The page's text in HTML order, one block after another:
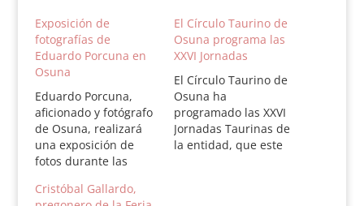
Exposición de
fotografías de
Eduardo Porcuna en
Osuna
Eduardo Porcuna,
aficionado y fotógrafo
de Osuna, realizará
una exposición de
fotos durante las
Taurino de Osuna. El
El Círculo Taurino de
Osuna programa las
XXVI Jornadas
El Círculo Taurino de
Osuna ha
programado las XXVI
Jornadas Taurinas de
la entidad, que este
Cristóbal Gallardo,